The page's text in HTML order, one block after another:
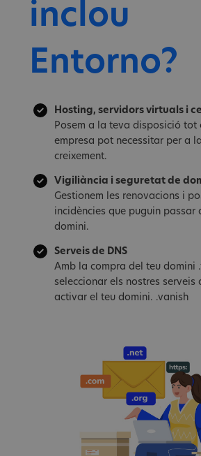
inclou
Entorno?
Hosting, servidors virtuals i
Posem a la teva disposició tot
empresa pot necessitar per a
creixement.
Vigiliància i seguretat de
Gestionem les renovacions i
incidències que puguin passar
domini.
Serveis de DNS
Amb la compra del teu domini
seleccionar els nostres serveis
activar el teu domini. .vanish